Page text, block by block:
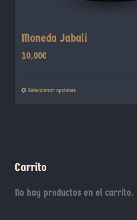
Moneda Jabalí
10,00€
Seleccionar opcionesEste
Carrito
No hay productos en el carrito.